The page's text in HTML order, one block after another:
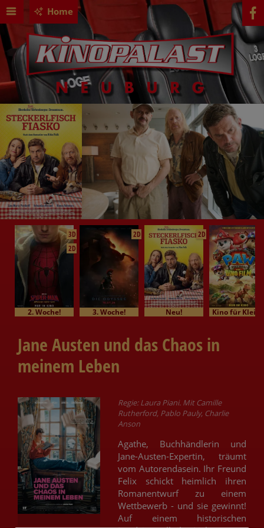
Home
3D
2D
2. Woche!
2D
3. Woche!
2D
Neu! Kino für
Jane Austen und das Chaos in
meinem Leben
Regie: Laura Piani. Mit Camille
Rutherford, Pablo Pauly, Charlie
Anson
Agathe, Buchhändlerin und
Jane-Austen-Expertin, träumt
vom Autorendasein. Ihr Freund
Felix schickt heimlich ihren
Romanentwurf zu einem
Wettbewerb - und sie gewinnt!
Auf einem historischen